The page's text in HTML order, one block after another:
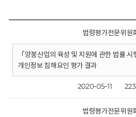
법령평가전문위원
「양봉산업의 육성 및 지원에 관한 법률
개인정보 침해요인 평가 결과
2020-05-11
법령평가전문위원